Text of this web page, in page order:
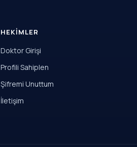
HEKIMLER
Doktor Girişi
Profili Sahiplen
Şifremi Unuttum
İletişim